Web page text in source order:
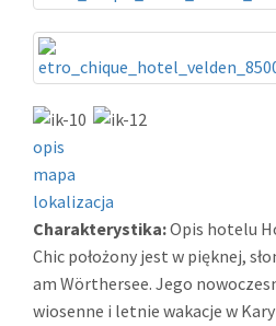
opis
mapa
lokalizacja
Charakterystika:Opis hotelu
Chic położony jest w pięknej,
am Wörthersee. Jego
wiosenne i letnie wakacje w